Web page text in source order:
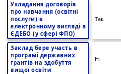
Укладання договорів
про навчання (освітні
послуги) в
електронному вигляді в
ЄДЕБО (у сфері ФПО)
Так
Заклад бере участь в
програмі державних
грантів на здобуття
вищої освіти
Ні